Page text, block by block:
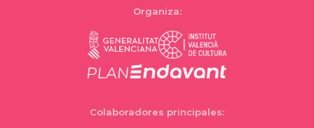
Organiza:
Colaboradores principales: